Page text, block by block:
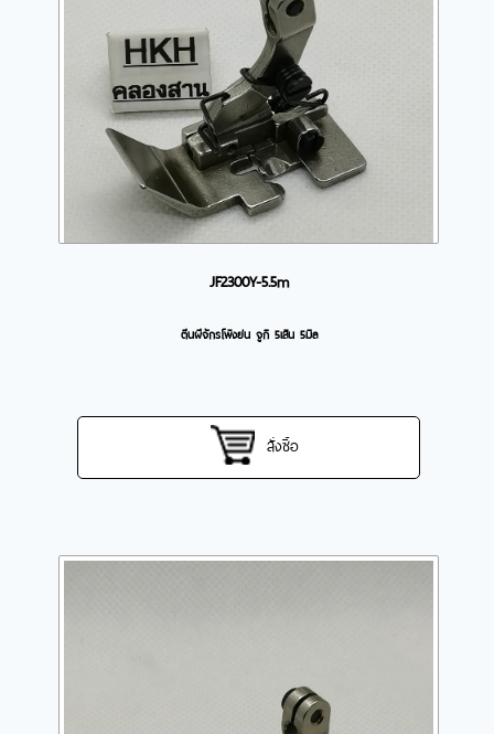
JF2300Y-5.5m
ตีนผีจักรโพ้งย่น จูกิ 5เส้น 5มิล
สั่งซื้อ